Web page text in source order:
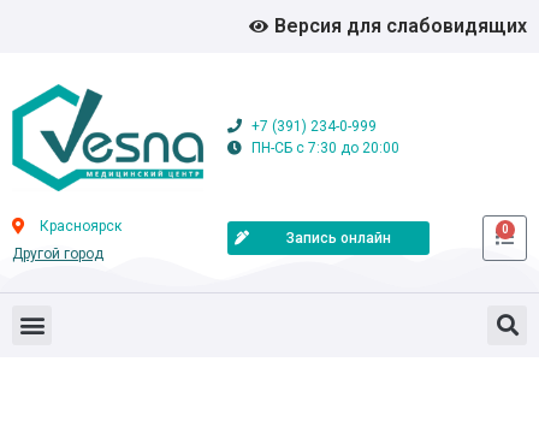
Версия для слабовидящих
+7 (391) 234-0-999
ПН-СБ с 7:30 до 20:00
Красноярск
Другой город
Запись онлайн
0